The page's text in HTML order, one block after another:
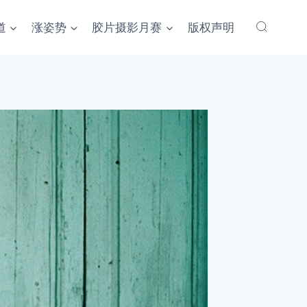
涨姿势 胶片摄影月赛 版权声明